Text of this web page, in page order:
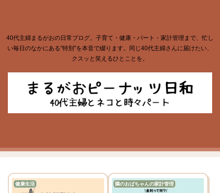
40代主婦まるがおの日常ブログ。子育て・健康・パート・家計管理まで、忙し
い毎日のなかにある"特別"を本音で綴ります。同じ40代主婦さんに届けたい、
クスッと笑えるひとことを。
健康生活 隣のおばちゃんの家計管理